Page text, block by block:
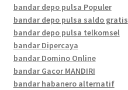
bandar depo pulsa Populer
bandar depo pulsa saldo gratis
bandar depo pulsa telkomsel
bandar Dipercaya
bandar Domino Online
bandar Gacor MANDIRI
bandar habanero alternatif